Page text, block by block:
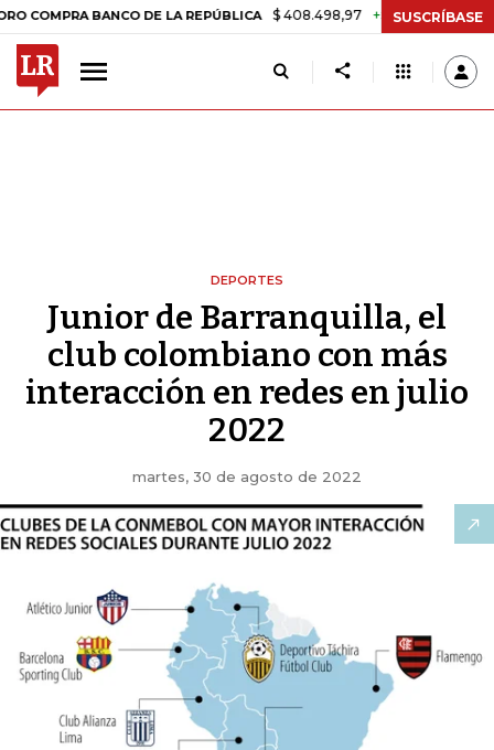
BANCO DE LA REPÚBLICA $ 408.498,97 +$ 8.753,81 +2,19%
SUSCRÍBASE
DEPORTES
Junior de Barranquilla, el
club colombiano con más
interacción en redes en julio
2022
martes, 30 de agosto de 2022